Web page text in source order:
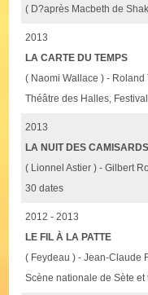
( D?après Macbeth de
2013
LA CARTE DU TEMPS
( Naomi Wallace ) - Roland
Théâtre des Halles,
2013
LA NUIT DES CAMISARDS
( Lionnel Astier ) - Gilbert
30 dates
2012 - 2013
LE FIL À LA PATTE
( Feydeau ) - Jean-Claude
Scène nationale de Sète et